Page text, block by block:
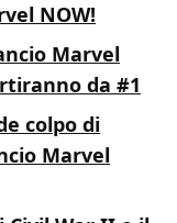
NOW!
Marvel
da #1
colpo di
Marvel